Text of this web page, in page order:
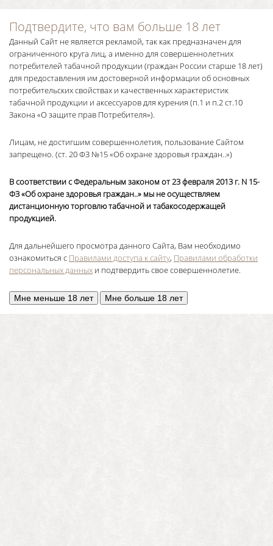
Подтвердите, что вам больше 18 лет
Данный Сайт не является рекламой, так как предназначен для
ограниченного круга лиц, а именно для совершеннолетних
потребителей табачной продукции (граждан России старше 18 лет)
для предоставления им достоверной информации об основных
потребительских свойствах и качественных характеристик
табачной продукции и аксессуаров для курения (п.1 и п.2 ст.10
Закона «О защите прав Потребителя»).
Лицам, не достигшим совершеннолетия, пользование Сайтом
запрещено. (ст. 20 ФЗ №15 «Об охране здоровья граждан..»)
В соответствии с Федеральным законом от 23 февраля 2013 г. N 15-
ФЗ «Об охране здоровья граждан..» мы не осуществляем
дистанционную торговлю табачной и табакосодержащей
продукцией.
Для дальнейшего просмотра данного Сайта, Вам необходимо
ознакомиться с Правилами доступа к сайту, Правилами обработки
персональных данных и подтвердить свое совершеннолетие.
Мне меньше 18 лет Мне больше 18 лет